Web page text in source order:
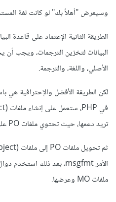
وسيعرض "أهلاً بك" لو كانت لغة
الطريقة الثانية الإعتماد على قاعدة
البيانات لتخزين الترجمات، ويجب
الأصلي، واللغة، والترجمة.
تريد دعمها، حيث تحتوي ملفات PO على النص الأصلي والترجمة.
ملفات MO وعرضها.